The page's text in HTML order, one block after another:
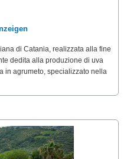
di Catania, realizzata alla fine
dedita alla produzione di uva
in agrumeto, specializzato nella